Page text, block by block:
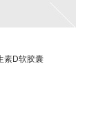
素D软胶囊